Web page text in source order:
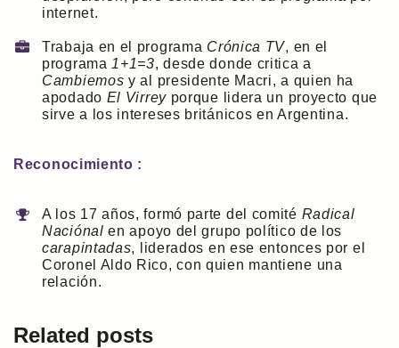
internet.
Trabaja en el programa Crónica TV, en el
programa 1+1=3, desde donde critica a
Cambiemos y al presidente Macri, a quien ha
apodado El Virreyporque lidera un proyecto que
sirve a los intereses británicos en Argentina.
Reconocimiento :
A los 17 años, formó parte del comité Radical
Naciónal en apoyo del grupo político de los
carapintadas, liderados en ese entonces por el
Coronel Aldo Rico, con quien mantiene una
relación.
Related posts